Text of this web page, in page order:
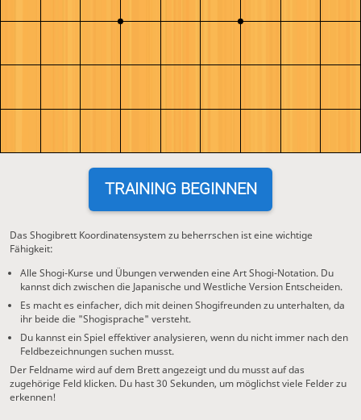
Das Shogibrett Koordinatensystem zu beherrschen ist eine wichtige
Fähigkeit:
Alle Shogi-Kurse und Übungen verwenden eine Art Shogi-Notation. Du
kannst dich zwischen die Japanische und Westliche Version Entscheiden.
Es macht es einfacher, dich mit deinen Shogifreunden zu unterhalten, da
ihr beide die "Shogisprache" versteht.
Du kannst ein Spiel effektiver analysieren, wenn du nicht immer nach den
Feldbezeichnungen suchen musst.
Der Feldname wird auf dem Brett angezeigt und du musst auf das
zugehörige Feld klicken. Du hast 30 Sekunden, um möglichst viele Felder zu
erkennen!
TRAINING BEGINNEN